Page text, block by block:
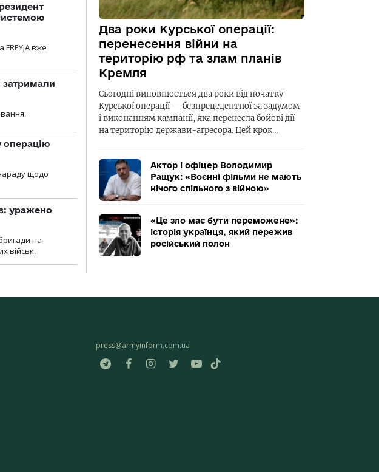
вже
затримали
операцію
щодо
уражено
на
військ.
Два роки Курської операції:
перенесення війни на
територію рф та злам планів
Кремля
Сьогодні виповнюється два роки від початку
Курської операції — безпрецедентної за задумом
і виконанням кампанії, яка перенесла бойові дії
на територію держави-агресора. Цей крок…
Актор і офіцер Володимир
Ращук: «Воєнні фільми не мають
нічого спільного з війною»
«Це зло має бути переможене»:
історія українця, який пережив
російський полон
press@armyinform.com.ua